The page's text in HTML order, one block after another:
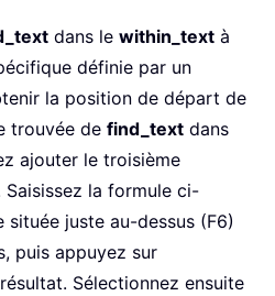
dans le within_text à
définie par un
la position de départ de
trouvée de find_text dans
ajouter le troisième
Saisissez la formule ci-
située juste au-dessus (F6)
puis appuyez sur
Sélectionnez ensuite